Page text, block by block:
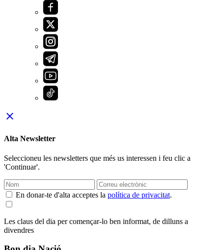
close
Alta Newsletter
Seleccioneu les newsletters que més us interessen i feu clic a
'Continuar'.
En donar-te d'alta acceptes la política de privacitat.
Les claus del dia per començar-lo ben informat, de dilluns a
divendres